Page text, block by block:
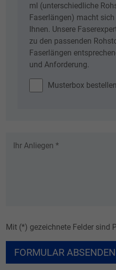
ml (unterschiedliche
Faserlängen) macht
Ihnen. Unsere
zu den passenden
Faserlängen
und Anforderung.
Musterbox bestellen
Mit (*) gezeichnete Felder sind